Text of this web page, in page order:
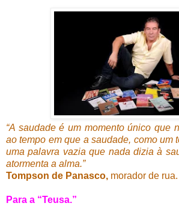
“A saudade é um momento único que
ao tempo em que a saudade, como um
uma palavra vazia que nada dizia à
atormenta a alma.”
Tompson de Panasco, morador de rua.
Para a “Teusa.”